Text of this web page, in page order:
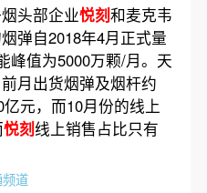
头部企业悦刻和麦克韦
弹自2018年4月正式量
峰值为5000万颗/月。天
月出货烟弹及烟杆约
元，而10月份的线上
悦刻线上销售占比只有
道